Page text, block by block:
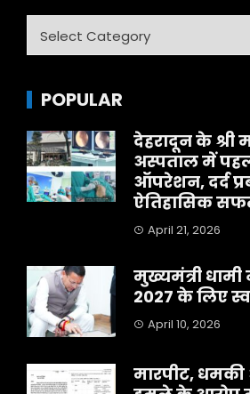
POPULAR
देहरादून के श्री
अस्पताल में
ऑपरेशन, दर्द
ऐतिहासिक
April 21, 2026
मुख्यमंत्री
2027 के लिए
April 10, 2026
मारपीट,